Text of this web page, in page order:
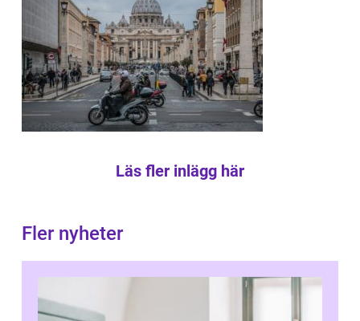
Läs fler inlägg här
Fler nyheter